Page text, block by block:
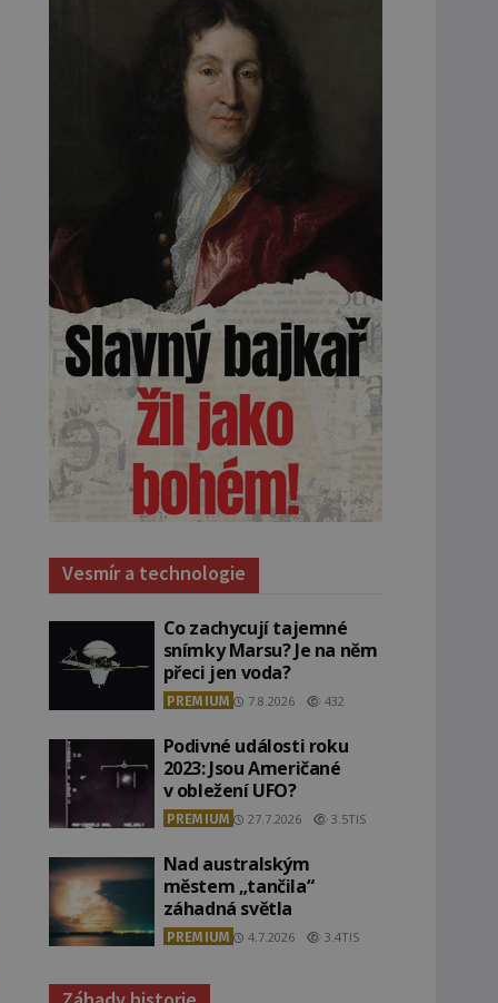
Vesmír a technologie
Co zachycují tajemné
snímky Marsu? Je na něm
přeci jen voda?
PREMIUM 7.8.2026 432
Podivné události roku
2023: Jsou Američané
v obležení UFO?
PREMIUM 27.7.2026 3.5TIS
Nad australským
městem „tančila“
záhadná světla
PREMIUM 4.7.2026 3.4TIS